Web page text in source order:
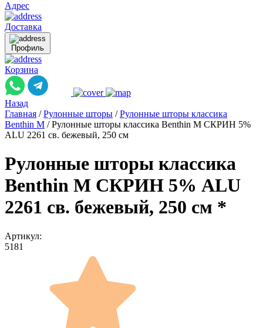
Адрес
Доставка
Профиль
Корзина
Назад
Главная / Рулонные шторы / Рулонные шторы классика
Benthin M / Рулонные шторы классика Benthin M СКРИН 5%
ALU 2261 св. бежевый, 250 см
Рулонные шторы классика
Benthin M СКРИН 5% ALU
2261 св. бежевый, 250 см *
Артикул:
5181